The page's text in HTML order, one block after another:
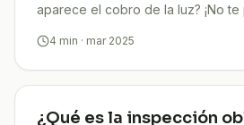
aparece el cobro de la luz? ¡No
4 min · mar 2025
¿Qué es la inspección